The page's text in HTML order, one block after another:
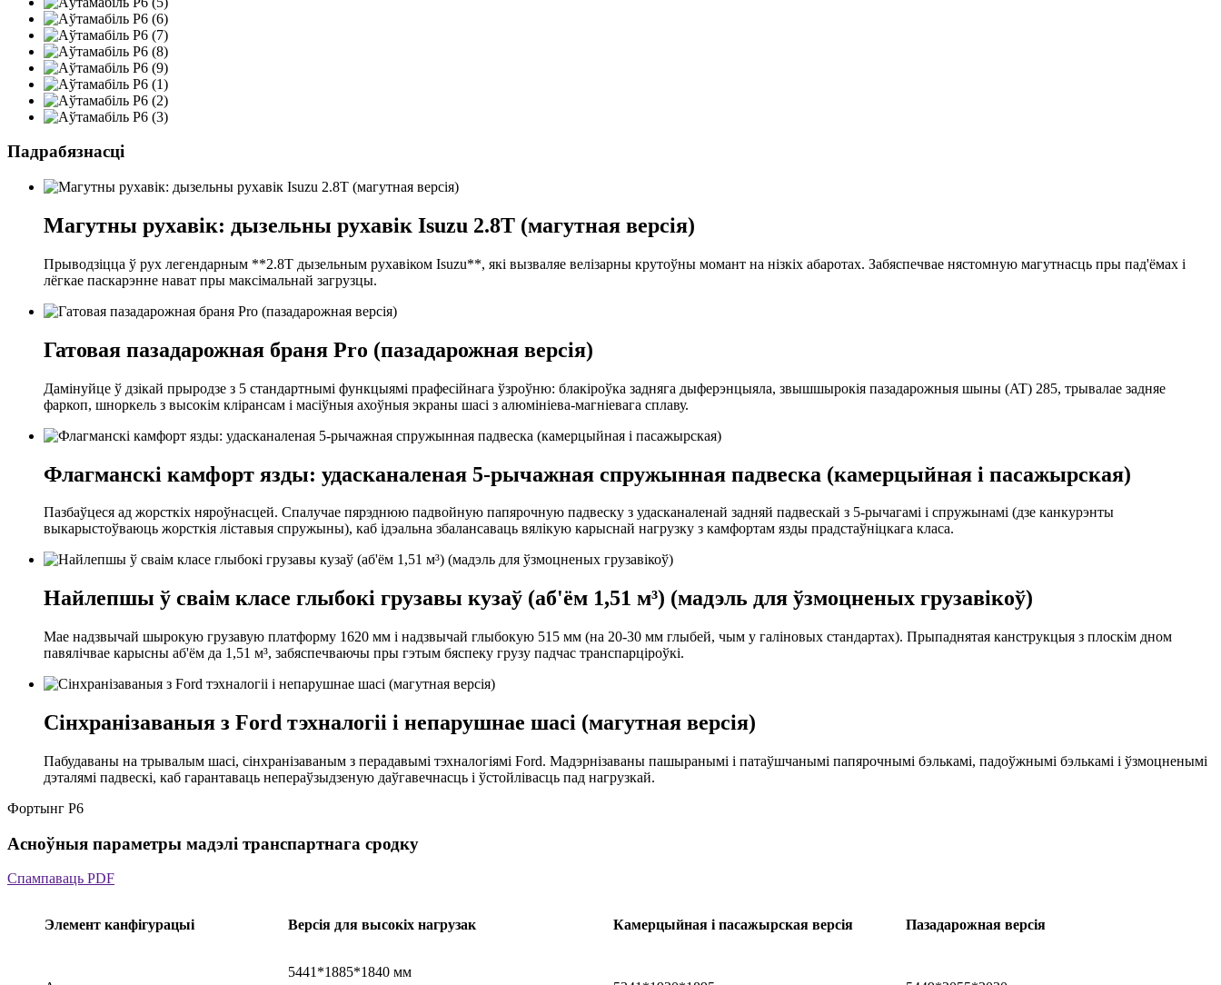
Падрабязнасці
Магутны рухавік: дызельны рухавік Isuzu 2.8T (магутная версія)
Прыводзіцца ў рух легендарным **2.8T дызельным рухавіком Isuzu**, які вызваляе велізарны крутоўны момант на нізкіх абаротах. Забяспечвае нястомную магутнасць пры пад'ёмах і
лёгкае паскарэнне нават пры максімальнай загрузцы.
Гатовая пазадарожная браня Pro (пазадарожная версія)
Дамінуйце ў дзікай прыродзе з 5 стандартнымі функцыямі прафесійнага ўзроўню: блакіроўка задняга дыферэнцыяла, звышшырокія пазадарожныя шыны (AT) 285, трывалае задняе
фаркоп, шноркель з высокім клірансам і масіўныя ахоўныя экраны шасі з алюмініева-магніевага сплаву.
Флагманскі камфорт язды: удасканаленая 5-рычажная спружынная падвеска (камерцыйная і пасажырская)
Пазбаўцеся ад жорсткіх няроўнасцей. Спалучае пярэднюю падвойную папярочную падвеску з удасканаленай задняй падвескай з 5-рычагамі і спружынамі (дзе канкурэнты
выкарыстоўваюць жорсткія ліставыя спружыны), каб ідэальна збалансаваць вялікую карыснай нагрузку з камфортам язды прадстаўніцкага класа.
Найлепшы ў сваім класе глыбокі грузавы кузаў (аб'ём 1,51 м³) (мадэль для ўзмоцненых грузавікоў)
Мае надзвычай шырокую грузавую платформу 1620 мм і надзвычай глыбокую 515 мм (на 20-30 мм глыбей, чым у галіновых стандартах). Прыпаднятая канструкцыя з плоскім дном
павялічвае карысны аб'ём да 1,51 м³, забяспечваючы пры гэтым бяспеку грузу падчас транспарціроўкі.
Сінхранізаваныя з Ford тэхналогіі і непарушнае шасі (магутная версія)
Пабудаваны на трывалым шасі, сінхранізаваным з перадавымі тэхналогіямі Ford. Мадэрнізаваны пашыранымі і патаўшчанымі папярочнымі бэлькамі, падоўжнымі бэлькамі і ўзмоцненымі
дэталямі падвескі, каб гарантаваць непераўзыдзеную даўгавечнасць і ўстойлівасць пад нагрузкай.
Фортынг P6
Асноўныя параметры мадэлі транспартнага сродку
Спампаваць PDF
Элемент канфігурацыі Версія для высокіх нагрузак Камерцыйная і пасажырская версія Пазадарожная версія
5441*1885*1840 мм